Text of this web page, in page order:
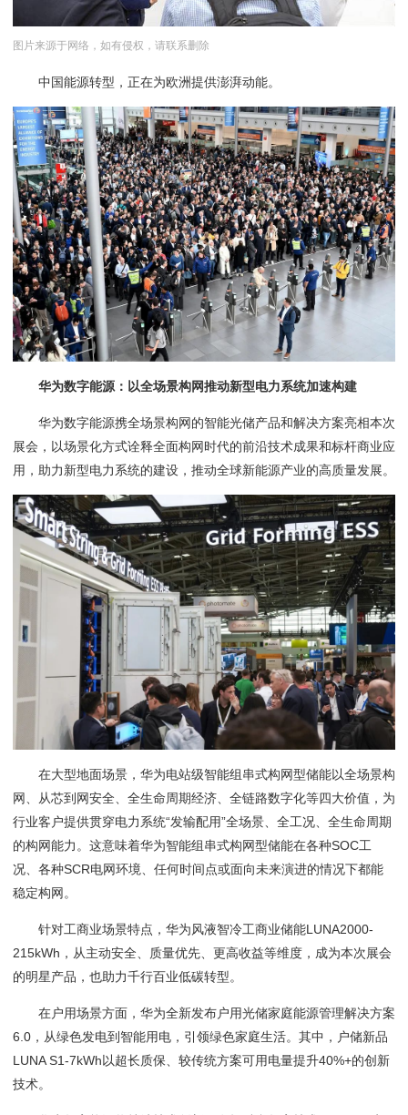
图片来源于网络，如有侵权，请联系删除
中国能源转型，正在为欧洲提供澎湃动能。
华为数字能源：以全场景构网推动新型电力系统加速构建
华为数字能源携全场景构网的智能光储产品和解决方案亮相本次
展会，以场景化方式诠释全面构网时代的前沿技术成果和标杆商业应
用，助力新型电力系统的建设，推动全球新能源产业的高质量发展。
在大型地面场景，华为电站级智能组串式构网型储能以全场景构
网、从芯到网安全、全生命周期经济、全链路数字化等四大价值，为
行业客户提供贯穿电力系统“发输配用”全场景、全工况、全生命周期
的构网能力。这意味着华为智能组串式构网型储能在各种SOC工
况、各种SCR电网环境、任何时间点或面向未来演进的情况下都能
稳定构网。
针对工商业场景特点，华为风液智冷工商业储能LUNA2000-
215kWh，从主动安全、质量优先、更高收益等维度，成为本次展会
的明星产品，也助力千行百业低碳转型。
在户用场景方面，华为全新发布户用光储家庭能源管理解决方案
6.0，从绿色发电到智能用电，引领绿色家庭生活。其中，户储新品
LUNA S1-7kWh以超长质保、较传统方案可用电量提升40%+的创新
技术。